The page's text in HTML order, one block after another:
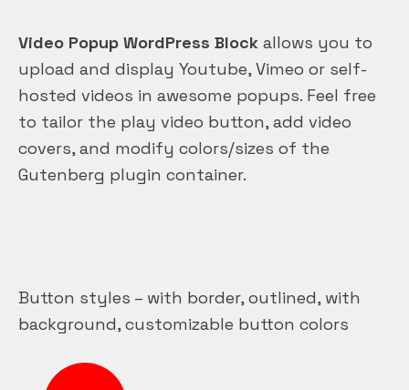
Video Popup WordPress Block allows you to
upload and display Youtube, Vimeo or self-
hosted videos in awesome popups. Feel free
to tailor the play video button, add video
covers, and modify colors/sizes of the
Gutenberg plugin container.
Button styles – with border, outlined, with
background, customizable button colors